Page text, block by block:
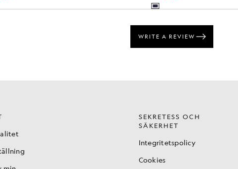
SEKRETESS OCH
SÄKERHET
Integritetspolicy
Cookies